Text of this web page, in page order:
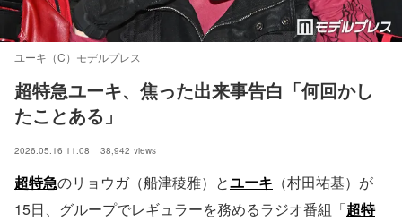
ユーキ（C）モデルプレス
超特急ユーキ、焦った出来事告白「何回かし
たことある」
2026.05.16 11:08 38,942 views
超特急のリョウガ（船津稜雅）とユーキ （村田祐基）が
15日、グループでレギュラーを務めるラジオ番組「超特